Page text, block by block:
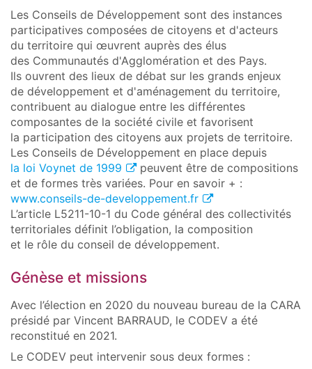
Les Conseils de Développement sont des instances
participatives composées de citoyens et d'acteurs
du territoire qui œuvrent auprès des élus
des Communautés d'Agglomération et des Pays.
Ils ouvrent des lieux de débat sur les grands enjeux
de développement et d'aménagement du territoire,
contribuent au dialogue entre les différentes
composantes de la société civile et favorisent
la participation des citoyens aux projets de territoire.
Les Conseils de Développement en place depuis
la loi Voynet de 1999
peuvent être de compositions
et de formes très variées. Pour en savoir + :
www.conseils-de-developpement.fr
L’article L5211-10-1 du Code général des collectivités
territoriales définit l’obligation, la composition
et le rôle du conseil de développement.
Génèse et missions
Avec l’élection en 2020 du nouveau bureau de la CARA
présidé par Vincent BARRAUD, le CODEV a été
reconstitué en 2021.
Le CODEV peut intervenir sous deux formes :